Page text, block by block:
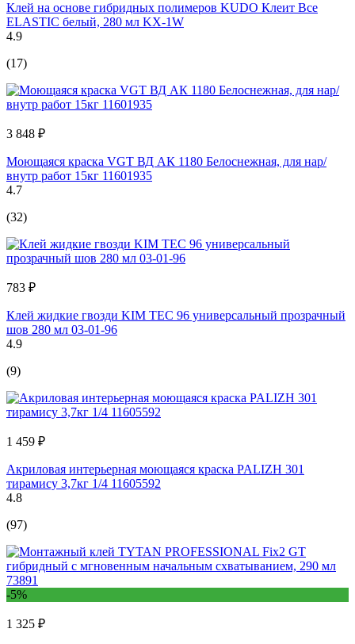
Клей на основе гибридных полимеров KUDO Клеит Все
ELASTIС белый, 280 мл KX-1W
4.9
(17)
3 848 ₽
Моющаяся краска VGT ВД АК 1180 Белоснежная, для нар/
внутр работ 15кг 11601935
4.7
(32)
783 ₽
Клей жидкие гвозди KIM TEC 96 универсальный прозрачный
шов 280 мл 03-01-96
4.9
(9)
1 459 ₽
Акриловая интерьерная моющаяся краска PALIZH 301
тирамису 3,7кг 1/4 11605592
4.8
(97)
-5%
1 325 ₽